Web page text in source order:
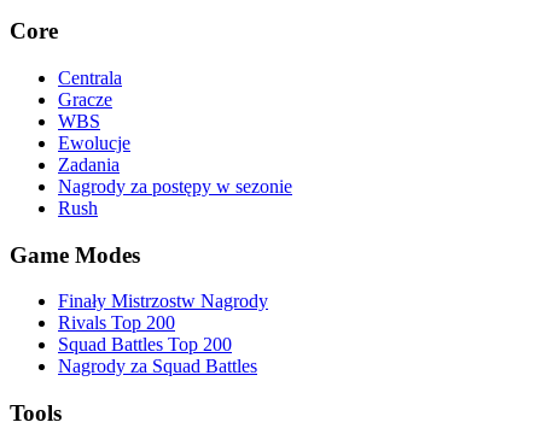
Core
Centrala
Gracze
WBS
Ewolucje
Zadania
Nagrody za postępy w sezonie
Rush
Game Modes
Finały Mistrzostw Nagrody
Rivals Top 200
Squad Battles Top 200
Nagrody za Squad Battles
Tools